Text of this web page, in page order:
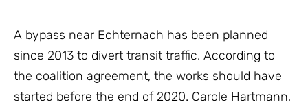
A bypass near Echternach has been planned
since 2013 to divert transit traffic. According to
the coalition agreement, the works should have
started before the end of 2020. Carole Hartmann,